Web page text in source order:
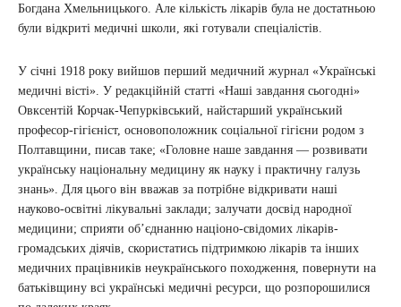
Богдана Хмельницького. Але кількість лікарів була не достатньою
були відкриті медичні школи, які готували спеціалістів.
У січні 1918 року вийшов перший медичний журнал «Українські
медичні вісті». У редакційній статті «Наші завдання сьогодні»
Овксентій Корчак-Чепурківський, найстарший український
професор-гігієніст, основоположник соціальної гігієни родом з
Полтавщини, писав таке; «Головне наше завдання — розвивати
українську національну медицину як науку і практичну галузь
знань». Для цього він вважав за потрібне відкривати наші
науково-освітні лікувальні заклади; залучати досвід народної
медицини; сприяти об’єднанню націоно-свідомих лікарів-
громадських діячів, скористатись підтримкою лікарів та інших
медичних працівників неукраїнського походження, повернути на
батьківщину всі українські медичні ресурси, що розпорошилися